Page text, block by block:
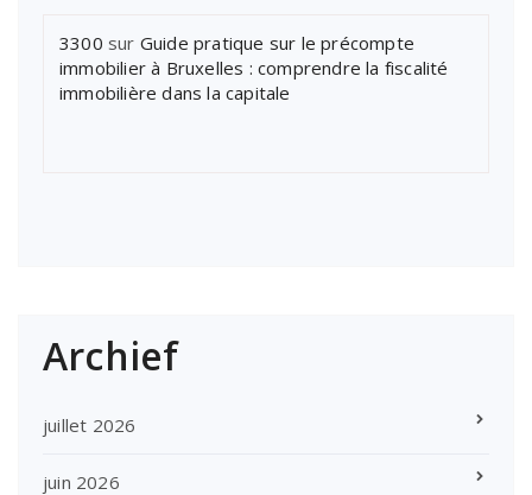
3300 sur Guide pratique sur le précompte
immobilier à Bruxelles : comprendre la fiscalité
immobilière dans la capitale
Archief
juillet 2026
juin 2026